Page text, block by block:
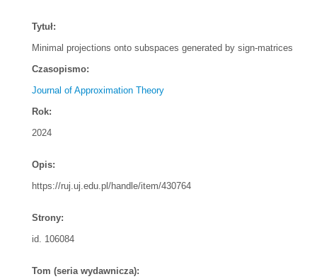
Tytuł:
Minimal projections onto subspaces generated by sign-matrices
Czasopismo:
Journal of Approximation Theory
Rok:
2024
Opis:
https://ruj.uj.edu.pl/handle/item/430764
Strony:
id. 106084
Tom (seria wydawnicza):